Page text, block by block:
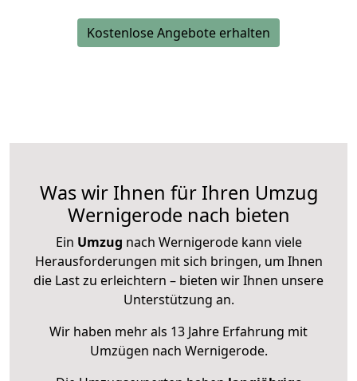
Kostenlose Angebote erhalten
Was wir Ihnen für Ihren Umzug
Wernigerode nach bieten
Ein Umzug nach Wernigerode kann viele
Herausforderungen mit sich bringen, um Ihnen
die Last zu erleichtern – bieten wir Ihnen unsere
Unterstützung an.
Wir haben mehr als 13 Jahre Erfahrung mit
Umzügen nach Wernigerode.